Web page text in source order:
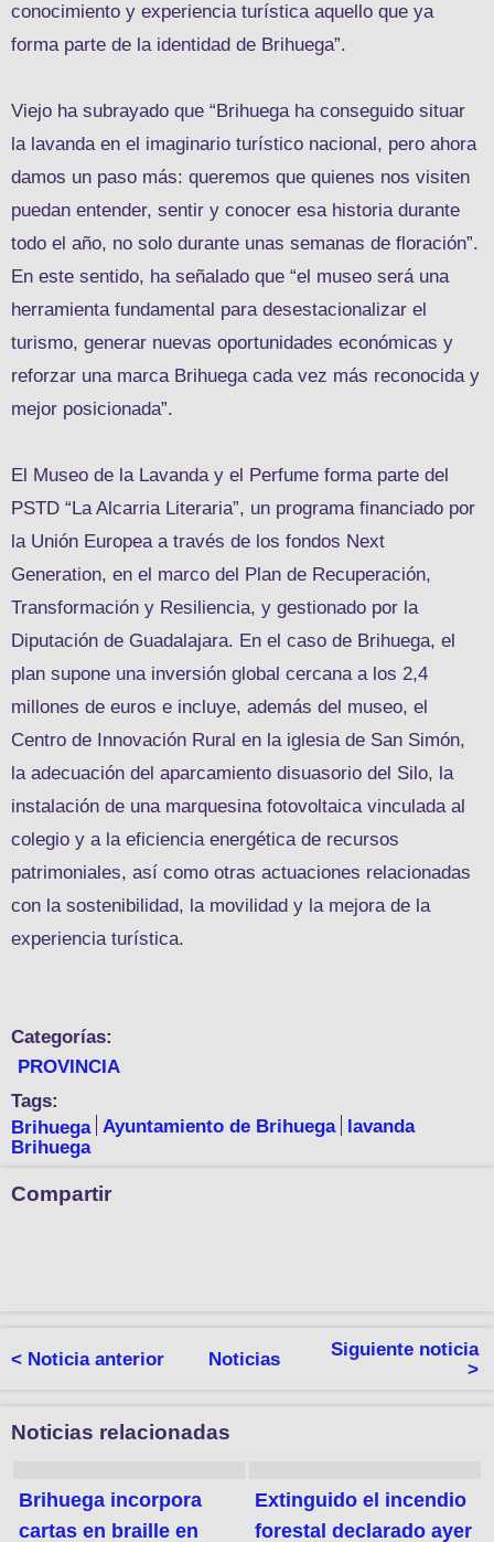
conocimiento y experiencia turística aquello que ya
forma parte de la identidad de Brihuega”.
Viejo ha subrayado que “Brihuega ha conseguido situar
la lavanda en el imaginario turístico nacional, pero ahora
damos un paso más: queremos que quienes nos visiten
puedan entender, sentir y conocer esa historia durante
todo el año, no solo durante unas semanas de floración”.
En este sentido, ha señalado que “el museo será una
herramienta fundamental para desestacionalizar el
turismo, generar nuevas oportunidades económicas y
reforzar una marca Brihuega cada vez más reconocida y
mejor posicionada”.
El Museo de la Lavanda y el Perfume forma parte del
PSTD “La Alcarria Literaria”, un programa financiado por
la Unión Europea a través de los fondos Next
Generation, en el marco del Plan de Recuperación,
Transformación y Resiliencia, y gestionado por la
Diputación de Guadalajara. En el caso de Brihuega, el
plan supone una inversión global cercana a los 2,4
millones de euros e incluye, además del museo, el
Centro de Innovación Rural en la iglesia de San Simón,
la adecuación del aparcamiento disuasorio del Silo, la
instalación de una marquesina fotovoltaica vinculada al
colegio y a la eficiencia energética de recursos
patrimoniales, así como otras actuaciones relacionadas
con la sostenibilidad, la movilidad y la mejora de la
experiencia turística.
Categorías:
PROVINCIA
Tags:
Brihuega Ayuntamiento de Brihuega
lavanda
Brihuega
Compartir
< Noticia anterior Noticias
Siguiente noticia
>
Noticias relacionadas
Brihuega incorpora
cartas en braille en
Extinguido el incendio
forestal declarado ayer